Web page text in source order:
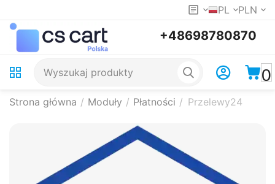
PL PLN
+48698780870
0
Strona główna / Moduły / Płatności / Przelewy24